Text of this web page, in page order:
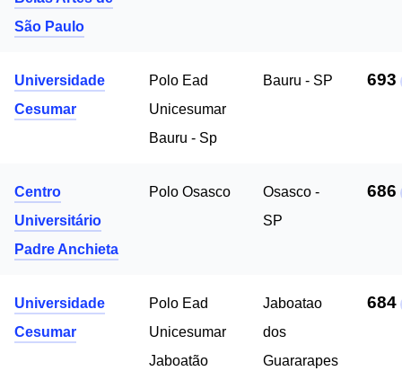
São Paulo
Universidade
Cesumar
Polo Ead
Unicesumar
Bauru - Sp
Bauru - SP 693
Centro
Universitário
Padre Anchieta
Polo Osasco
Osasco -
SP
686
Universidade
Cesumar
Polo Ead
Unicesumar
Jaboatão
Jaboatao
dos
Guararapes
684